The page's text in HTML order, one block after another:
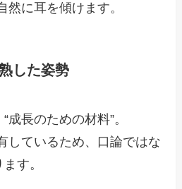
然に耳を傾けます。
した姿勢
成長のための材料”。
しているため、口論ではな
す。